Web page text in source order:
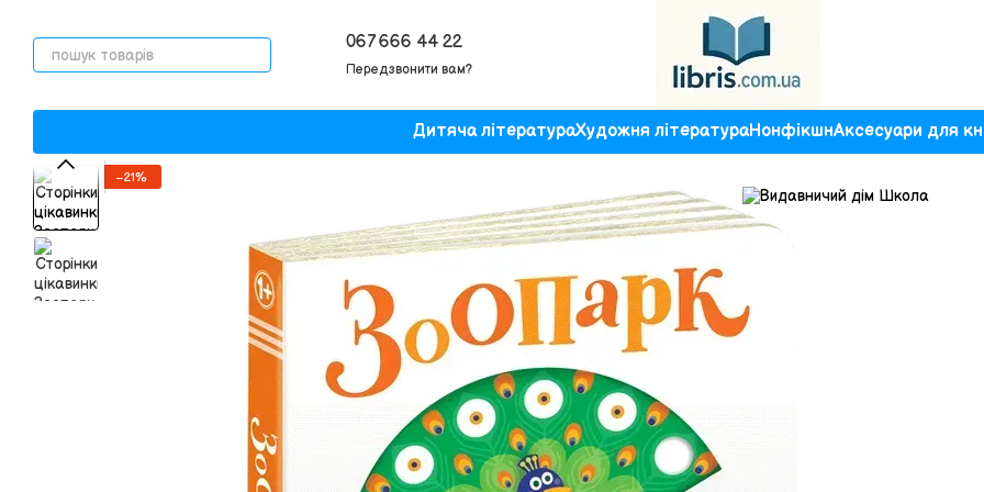
067 666 44 22
Передзвонити вам?
Дитяча літератураХудожня літератураНонфікшнАксесуари для
−21%